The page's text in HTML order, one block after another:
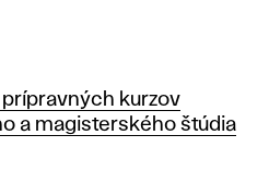
kurzov
a magisterského štúdia